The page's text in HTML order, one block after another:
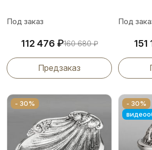
Под заказ
112 476 ₽160 680₽
Предзаказ
Под
151
- 30%
- 30%